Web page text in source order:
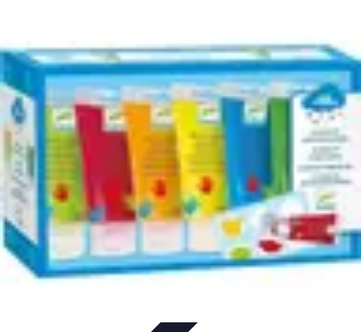
Leisure Guide Online